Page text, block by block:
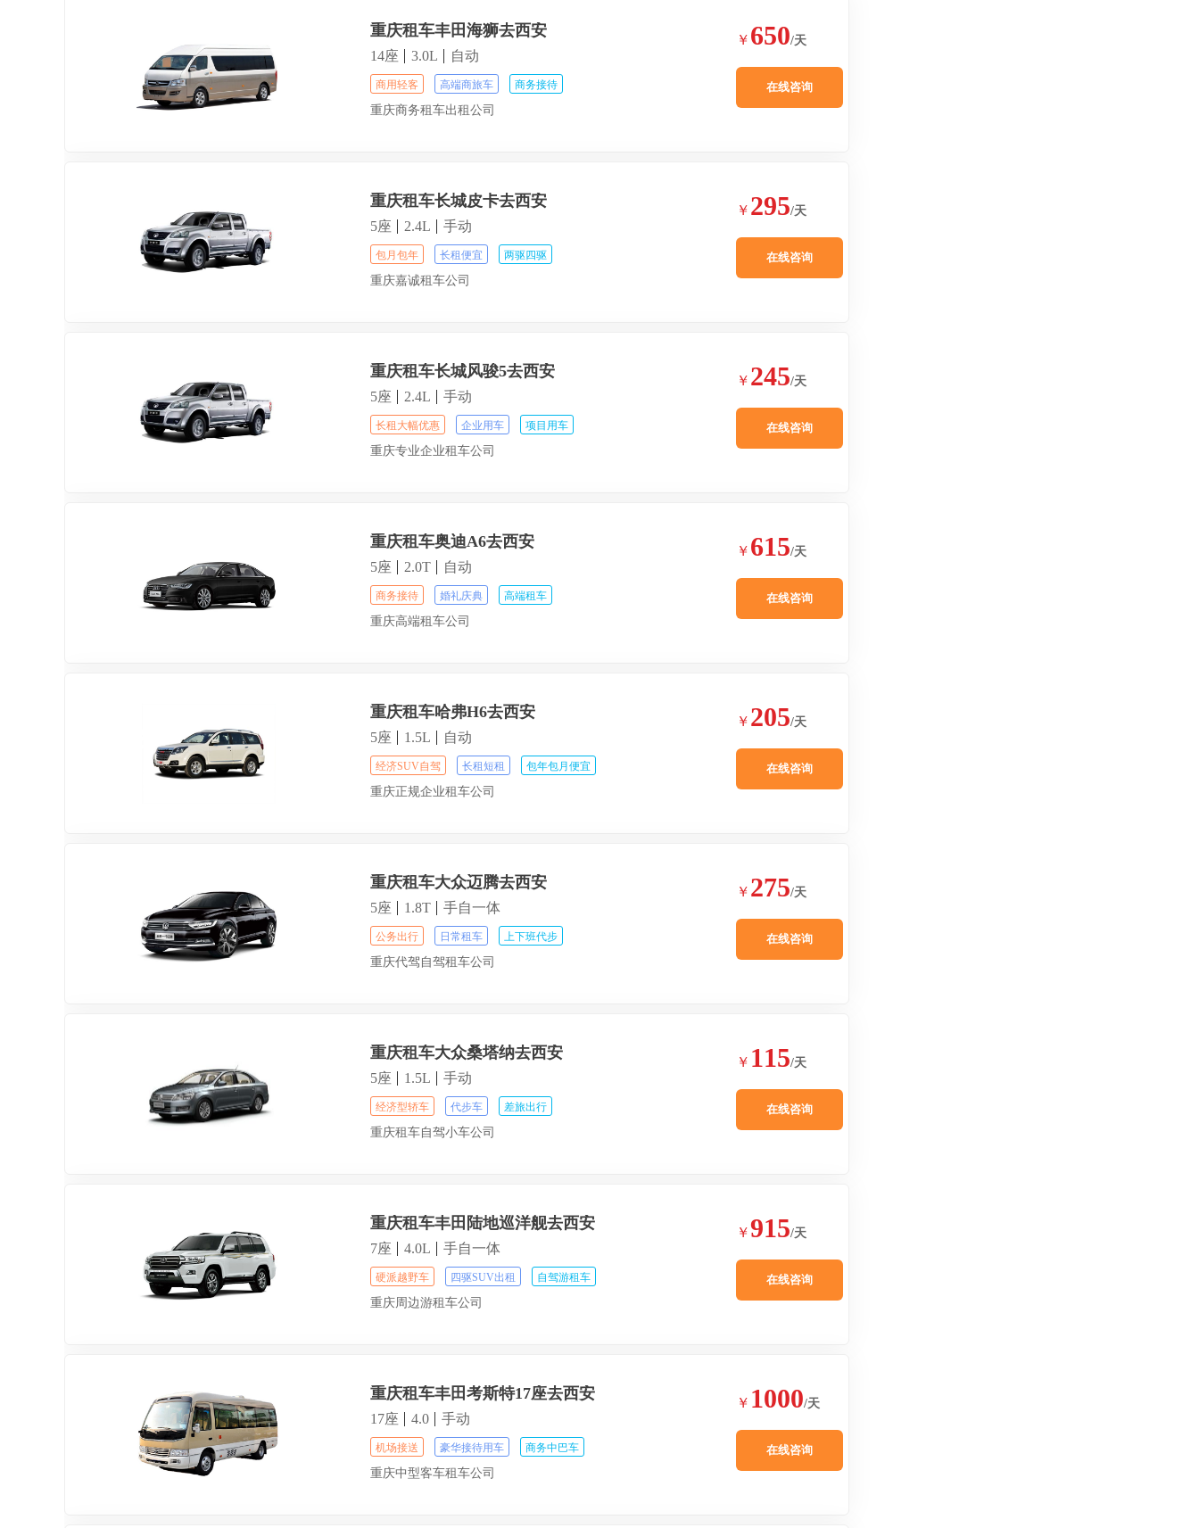
重庆租车丰田海狮去西安
14座 3.0L 自动
商用轻客 高端商旅车 商务接待
重庆商务租车出租公司
￥ 650/天
在线咨询
重庆租车长城皮卡去西安
5座 2.4L 手动
包月包年 长租便宜 两驱四驱
重庆嘉诚租车公司
￥ 295/天
在线咨询
重庆租车长城风骏5去西安
5座 2.4L 手动
长租大幅优惠 企业用车 项目用车
重庆专业企业租车公司
￥ 245/天
在线咨询
重庆租车奥迪A6去西安
5座 2.0T 自动
商务接待 婚礼庆典 高端租车
重庆高端租车公司
￥ 615/天
在线咨询
重庆租车哈弗H6去西安
5座 1.5L 自动
经济SUV自驾 长租短租 包年包月便宜
重庆正规企业租车公司
￥ 205/天
在线咨询
重庆租车大众迈腾去西安
5座 1.8T 手自一体
公务出行 日常租车 上下班代步
重庆代驾自驾租车公司
￥ 275/天
在线咨询
重庆租车大众桑塔纳去西安
5座 1.5L 手动
经济型轿车 代步车 差旅出行
重庆租车自驾小车公司
￥ 115/天
在线咨询
重庆租车丰田陆地巡洋舰去西安
7座 4.0L 手自一体
硬派越野车 四驱SUV出租 自驾游租车
重庆周边游租车公司
￥915/天
在线咨询
重庆租车丰田考斯特17座去西安
17座 4.0 手动
机场接送 豪华接待用车 商务中巴车
重庆中型客车租车公司
￥ 1000/天
在线咨询